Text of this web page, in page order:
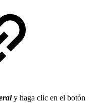
y haga clic en el botón